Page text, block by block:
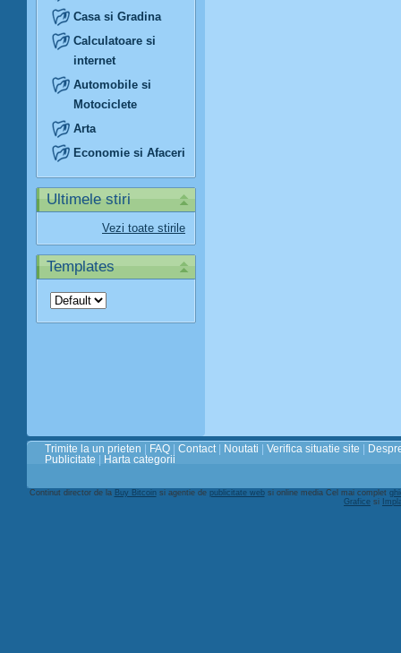
Casa si Gradina
Calculatoare si
internet
Automobile si
Motociclete
Arta
Economie si Afaceri
Ultimele stiri
Vezi toate stirile
Templates
Trimite la un prieten FAQ Contact Noutati Verifica situatie site
Publicitate
Harta categorii
Continut director de la Buy Bitcoinsi agentie de publicitate websi online media Cel mai complet
Grafice si